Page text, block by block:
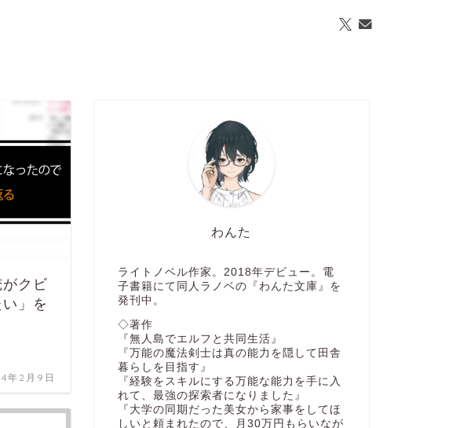
クビ
」を
年2月9日
わんた
ライトノベル作家。2018年デビュー。電
子書籍にて同人ラノベの『わんた文庫』を
発刊中。
◇著作
『無人島でエルフと共同生活』
『万能の魔法剣士は真の能力を隠して田舎
暮らしを目指す』
『経験をスキルにする万能な能力を手に入
れて、最強の探索者になりました』
『大学の同期だった美女から家事をしてほ
しいと頼まれたので、月30万円もらいなが